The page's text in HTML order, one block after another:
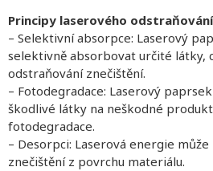
Principy laserového
– Selektivní absorpce: Laserový
selektivně absorbovat určité látky,
odstraňování znečištění.
– Fotodegradace: Laserový
škodlivé látky na neškodné
fotodegradace.
– Desorpci: Laserová energie
znečištění z povrchu materiálu.